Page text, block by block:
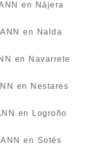
en Nájera
en Nalda
en Navarrete
en Nestares
en Logroño
en Sotés